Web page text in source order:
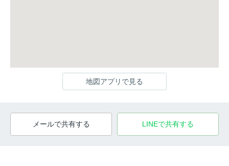
地図アプリで見る
メールで共有する LINEで共有する